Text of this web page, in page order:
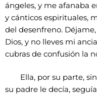
ángeles, y me afanaba
y cánticos espirituales,
del desenfreno.
Dios, y no lleves mi
cubras de confusión la
Ella, por su parte,
su padre le decía,